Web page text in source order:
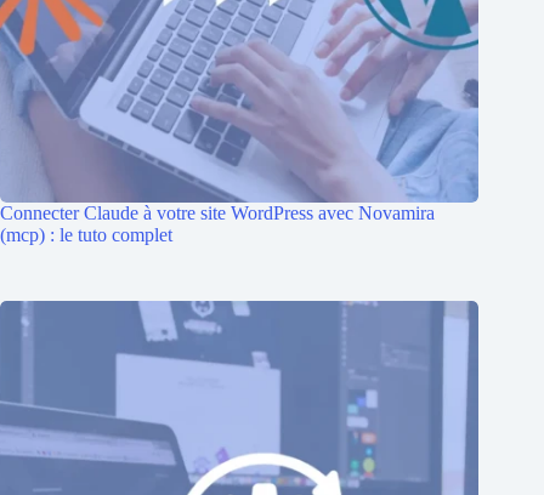
Connecter Claude à votre site WordPress avec Novamira
(mcp) : le tuto complet